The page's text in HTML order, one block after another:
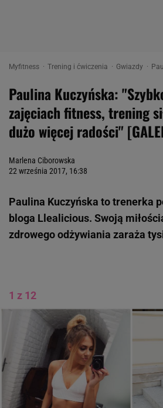
Myfitness Trening i ćwiczenia Gwiazdy
Paulina Kuczyńska:
zajęciach fitness, trening
dużo więcej radości"
Marlena Ciborowska
22 września 2017, 16:38
Paulina Kuczyńska to trenerka
bloga Llealicious. Swoją
zdrowego odżywiania zaraża
1 z 12